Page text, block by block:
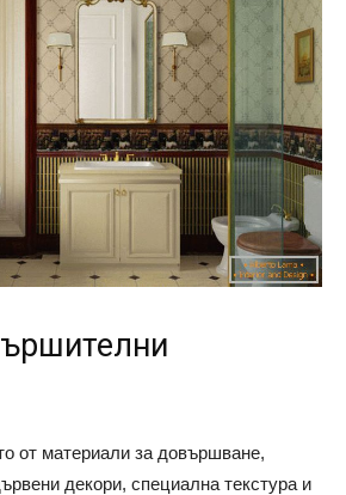
от материали за довършване,
декори, специална текстура и